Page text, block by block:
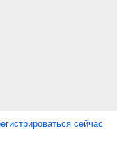
сейчас